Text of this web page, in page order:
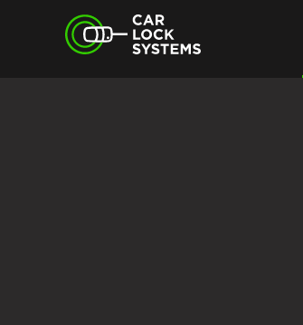
Car Lock Systems